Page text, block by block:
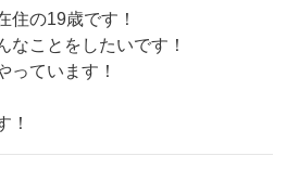
住の19歳です！
なことをしたいです！
っています！
！